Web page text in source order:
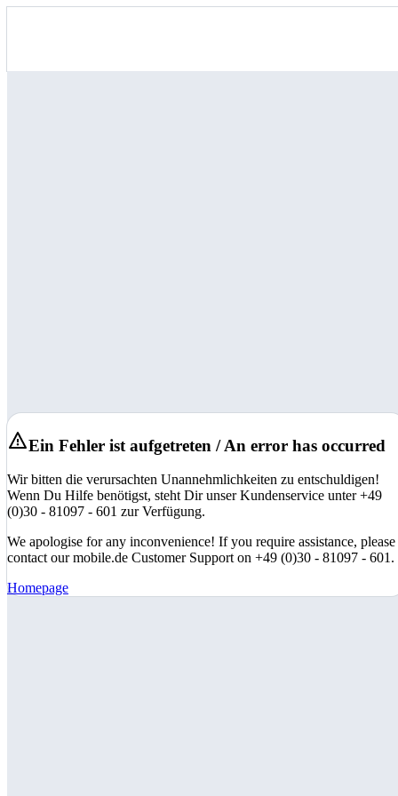
Ein Fehler ist aufgetreten / An error has occurred
Wir bitten die verursachten Unannehmlichkeiten zu entschuldigen!
Wenn Du Hilfe benötigst, steht Dir unser Kundenservice unter +49
(0)30 - 81097 - 601 zur Verfügung.
We apologise for any inconvenience! If you require assistance, please
contact our mobile.de Customer Support on +49 (0)30 - 81097 - 601.
Homepage